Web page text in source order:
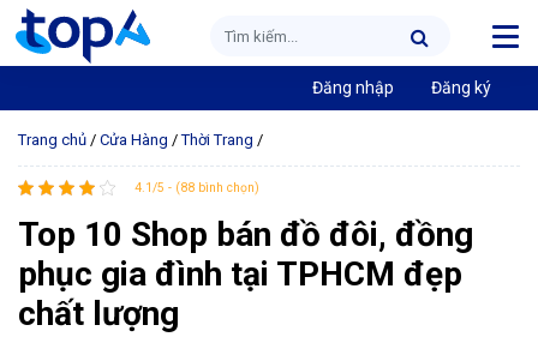
Đăng nhập Đăng ký
Trang chủ / Cửa Hàng /Thời Trang /
4.1/5 - (88 bình chọn)
Top 10 Shop bán đồ đôi, đồng
phục gia đình tại TPHCM đẹp
chất lượng